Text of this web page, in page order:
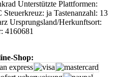
Unterstützte Plattformen:
ja Tastenanzahl: 13
Ursprungsland/Herkunftsort:
4160681
Shop: